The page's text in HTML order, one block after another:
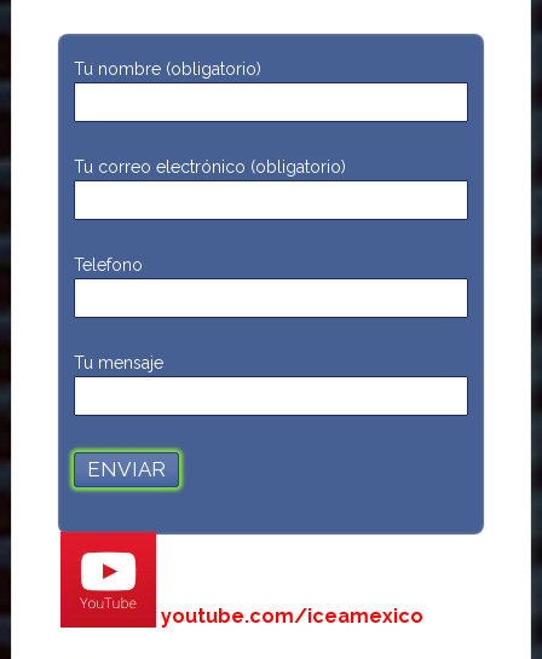
Tu nombre (obligatorio)
Tu correo electrónico (obligatorio)
Telefono
Tu mensaje
youtube.com/iceamexico